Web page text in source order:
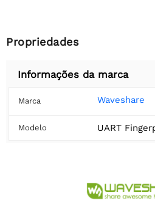
Propriedades
Informações da marca
Marca Waveshare
Modelo UART